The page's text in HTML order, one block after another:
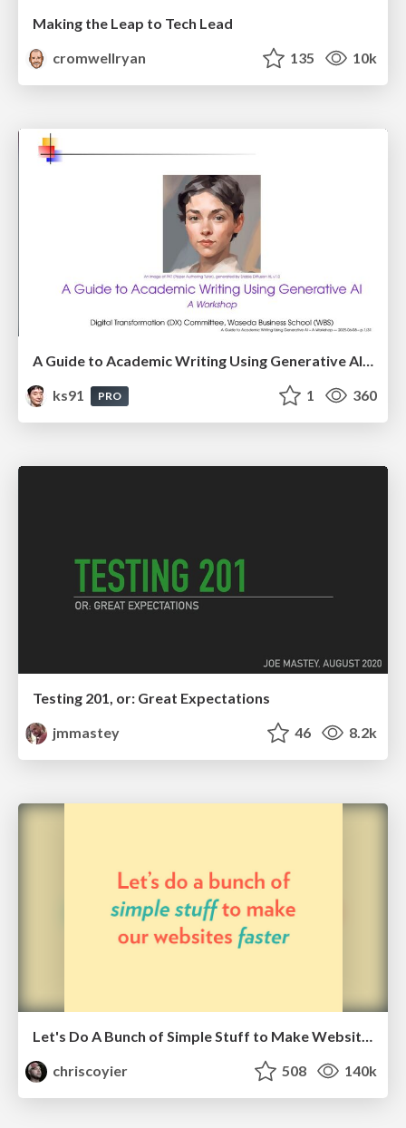
Making the Leap to Tech Lead
cromwellryan
135 10k
A Guide to Academic Writing Using Generative AI - A Workshop
ks91
PRO 1 360
Testing 201, or: Great Expectations
jmmastey
46 8.2k
chriscoyier
508 140k